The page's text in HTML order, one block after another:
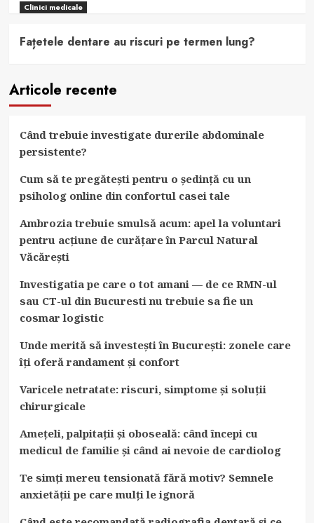
Clinici medicale
Fațetele dentare au riscuri pe termen lung?
Articole recente
Când trebuie investigate durerile abdominale
persistente?
Cum să te pregătești pentru o ședință cu un
psiholog online din confortul casei tale
Ambrozia trebuie smulsă acum: apel la voluntari
pentru acțiune de curățare în Parcul Natural
Văcărești
Investigatia pe care o tot amani — de ce RMN-ul
sau CT-ul din Bucuresti nu trebuie sa fie un
cosmar logistic
Unde merită să investești în București: zonele care
îți oferă randament și confort
Varicele netratate: riscuri, simptome și soluții
chirurgicale
Amețeli, palpitații și oboseală: când începi cu
medicul de familie și când ai nevoie de cardiolog
Te simți mereu tensionată fără motiv? Semnele
anxietății pe care mulți le ignoră